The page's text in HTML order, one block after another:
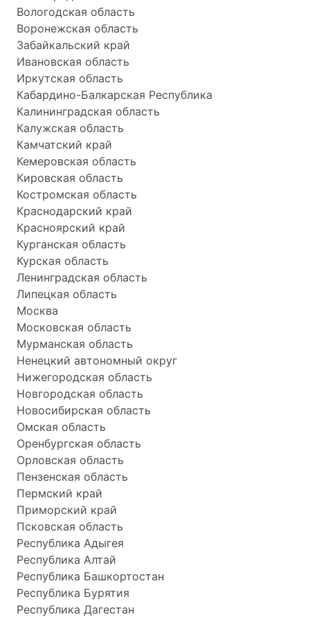
Вологодская область
Воронежская область
Забайкальский край
Ивановская область
Иркутская область
Кабардино-Балкарская Республика
Калининградская область
Калужская область
Камчатский край
Кемеровская область
Кировская область
Костромская область
Краснодарский край
Красноярский край
Курганская область
Курская область
Ленинградская область
Липецкая область
Москва
Московская область
Мурманская область
Ненецкий автономный округ
Нижегородская область
Новгородская область
Новосибирская область
Омская область
Оренбургская область
Орловская область
Пензенская область
Пермский край
Приморский край
Псковская область
Республика Адыгея
Республика Алтай
Республика Башкортостан
Республика Бурятия
Республика Дагестан